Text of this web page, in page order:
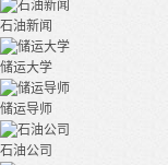
石油新闻
储运大学
储运导师
石油公司